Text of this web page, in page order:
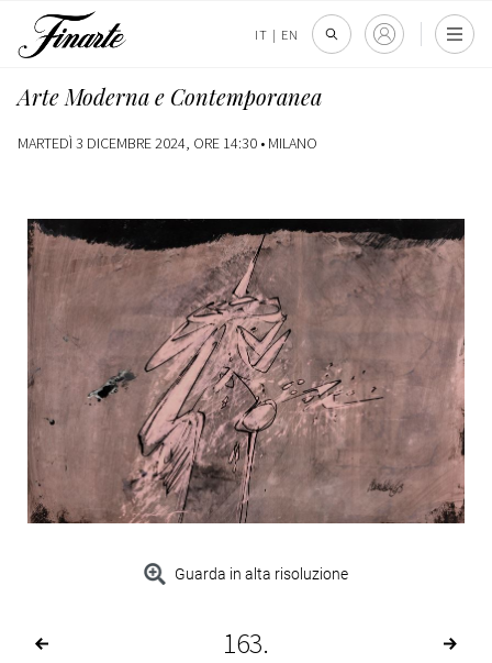
IT | EN
Arte Moderna e Contemporanea
MARTEDÌ 3 DICEMBRE 2024, ORE 14:30 • MILANO
Guarda in alta risoluzione
163